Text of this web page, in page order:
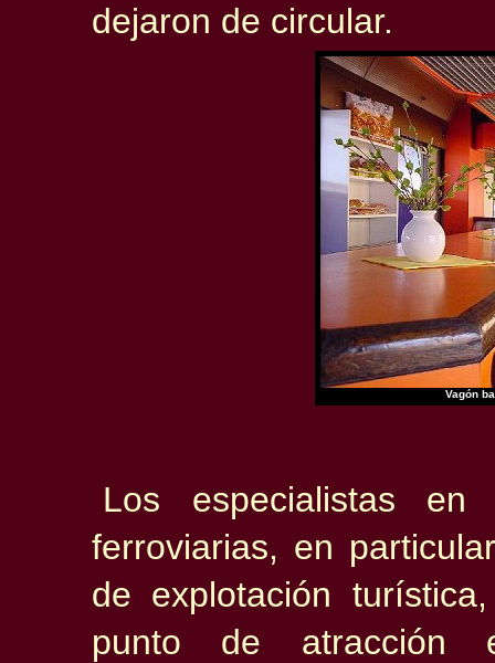
dejaron de circular.
Vagón
Los especialistas
ferroviarias, en
de explotación
punto de atracción